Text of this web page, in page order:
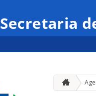
Secretaria